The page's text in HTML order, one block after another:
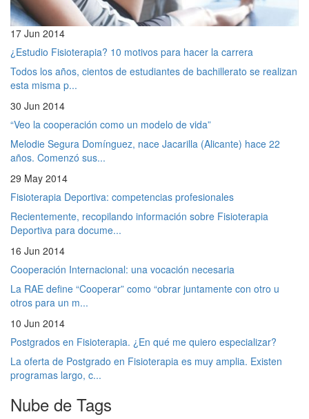
17 Jun 2014
¿Estudio Fisioterapia? 10 motivos para hacer la carrera
Todos los años, cientos de estudiantes de bachillerato se realizan
esta misma p...
30 Jun 2014
“Veo la cooperación como un modelo de vida”
Melodie Segura Domínguez, nace Jacarilla (Alicante) hace 22
años. Comenzó sus...
29 May 2014
Fisioterapia Deportiva: competencias profesionales
Recientemente, recopilando información sobre Fisioterapia
Deportiva para docume...
16 Jun 2014
Cooperación Internacional: una vocación necesaria
La RAE define “Cooperar” como “obrar juntamente con otro u
otros para un m...
10 Jun 2014
Postgrados en Fisioterapia. ¿En qué me quiero especializar?
La oferta de Postgrado en Fisioterapia es muy amplia. Existen
programas largo, c...
Nube de Tags